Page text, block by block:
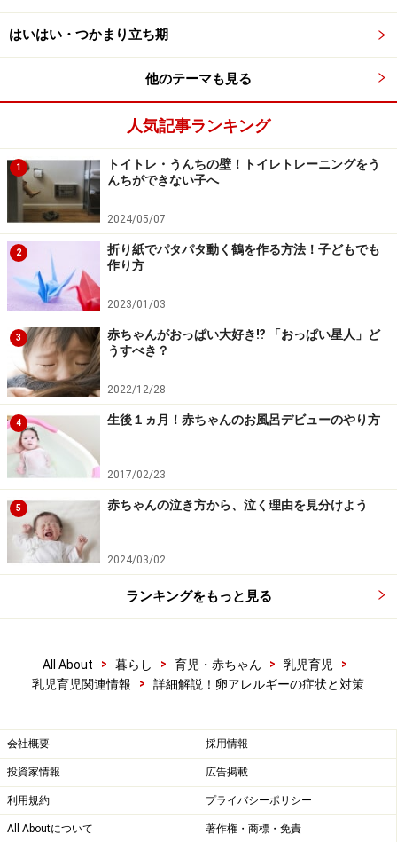
はいはい・つかまり立ち期
他のテーマも見る
人気記事ランキング
1
トイトレ・うんちの壁！トイレトレーニングをう
んちができない子へ
2024/05/07
2
折り紙でパタパタ動く鶴を作る方法！子どもでも
作り方
2023/01/03
3
赤ちゃんがおっぱい大好き⁉︎ 「おっぱい星人」ど
うすべき？
2022/12/28
4 生後１ヵ月！赤ちゃんのお風呂デビューのやり方
2017/02/23
5 赤ちゃんの泣き方から、泣く理由を見分けよう
2024/03/02
ランキングをもっと見る
All About > 暮らし > 育児・赤ちゃん > 乳児育児
>
乳児育児関連情報
> 詳細解説！卵アレルギーの症状と対策
会社概要 採用情報
投資家情報 広告掲載
利用規約 プライバシーポリシー
All Aboutについて 著作権・商標・免責